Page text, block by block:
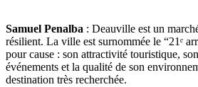
Samuel Penalba : Deauville est un
résilient. La ville est surnommée le “21ᵉ
pour cause : son attractivité touristique,
événements et la qualité de son
destination très recherchée.